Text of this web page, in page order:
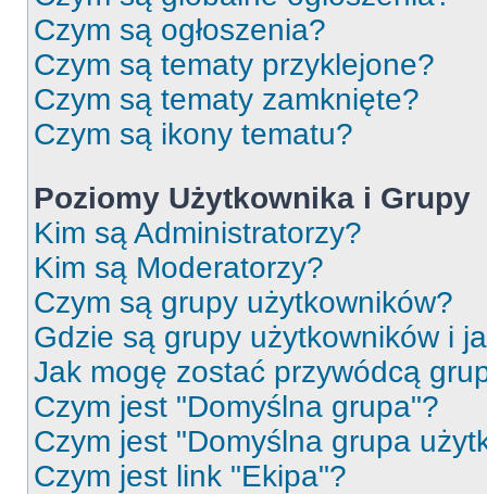
Czym są ogłoszenia?
Czym są tematy przyklejone?
Czym są tematy zamknięte?
Czym są ikony tematu?
Poziomy Użytkownika i Grupy
Kim są Administratorzy?
Kim są Moderatorzy?
Czym są grupy użytkowników?
Gdzie są grupy użytkowników i
Jak mogę zostać przywódcą
Czym jest "Domyślna grupa"?
Czym jest "Domyślna grupa
Czym jest link "Ekipa"?